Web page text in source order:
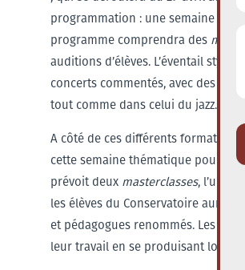
programmation : une semaine
programme comprendra des
auditions d’élèves. L’éventail
concerts commentés, avec des
tout comme dans celui du jazz.
A côté de ces différents formats
cette semaine thématique poursuit
prévoit deux masterclasses, l’une
les élèves du Conservatoire auront
et pédagogues renommés. Les
leur travail en se produisant lors